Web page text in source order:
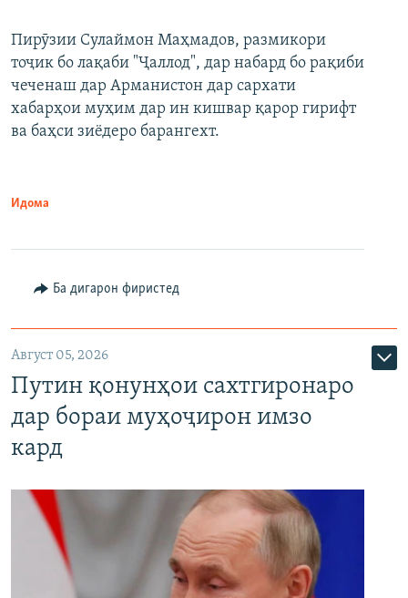
Auto 240p 360p 480p
720p 1080p
360p
480p
Пирӯзии Сулаймон Маҳмадов, размикори
тоҷик бо лақаби "Ҷаллод", дар набард бо рақиби
чеченаш дар Арманистон дар сархати
хабарҳои муҳим дар ин кишвар қарор гирифт
ва баҳси зиёдеро барангехт.
Идома
Ба дигарон фиристед
Август 05, 2026
Путин қонунҳои сахтгиронаро
дар бораи муҳоҷирон имзо
кард